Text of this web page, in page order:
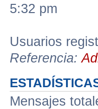
5:32 pm
Usuarios
Referencia:
Mensajes